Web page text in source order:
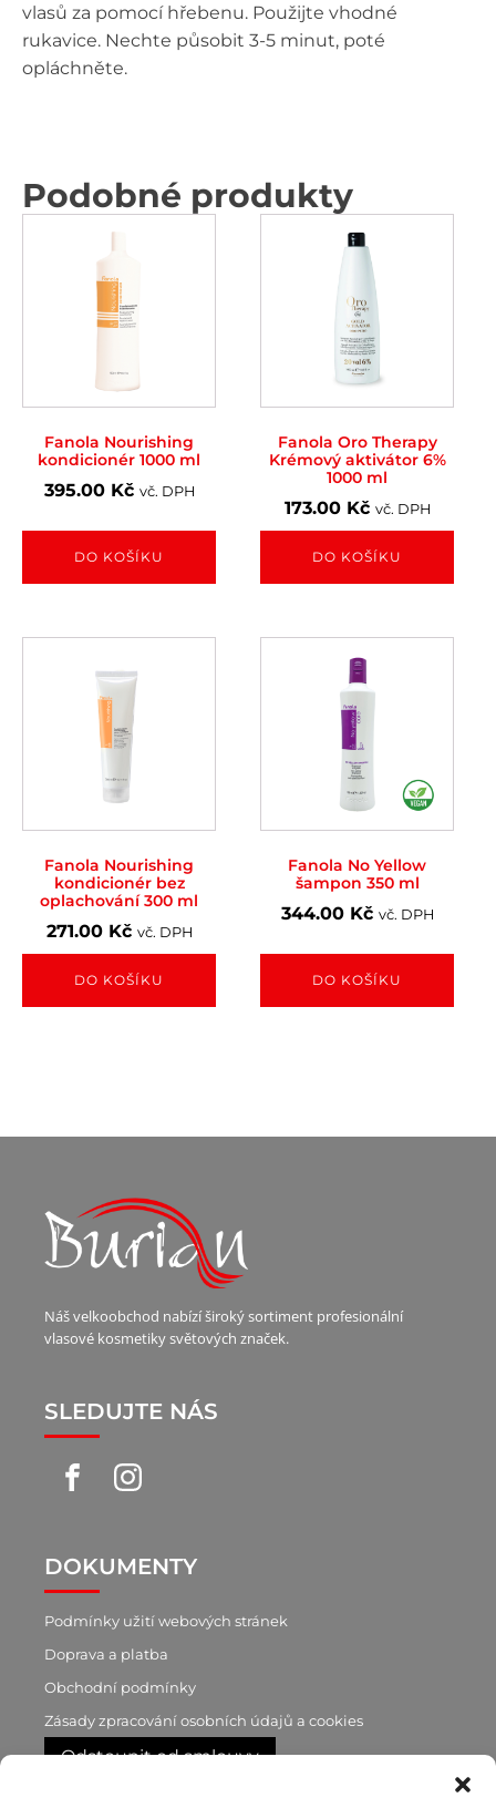
vlasů za pomocí hřebenu. Použijte vhodné
rukavice. Nechte působit 3-5 minut, poté
opláchněte.
Podobné produkty
Fanola Nourishing
kondicionér 1000 ml
395.00 Kč vč. DPH
DO KOŠÍKU
Fanola Oro Therapy
Krémový aktivátor 6%
1000 ml
173.00 Kč vč. DPH
DO KOŠÍKU
Fanola Nourishing
kondicionér bez
oplachování 300 ml
271.00 Kč vč. DPH
DO KOŠÍKU
Fanola No Yellow
šampon 350 ml
344.00 Kč vč. DPH
DO KOŠÍKU
Náš velkoobchod nabízí široký sortiment profesionální
vlasové kosmetiky světových značek.
SLEDUJTE NÁS
DOKUMENTY
Podmínky užití webových stránek
Doprava a platba
Obchodní podmínky
Zásady zpracování osobních údajů a cookies
Odstoupit od smlouvy